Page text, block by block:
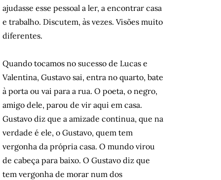
ajudasse esse pessoal a ler, a encontrar casa
e trabalho. Discutem, às vezes. Visões muito
diferentes.
Quando tocamos no sucesso de Lucas e
Valentina, Gustavo sai, entra no quarto, bate
à porta ou vai para a rua. O poeta, o negro,
amigo dele, parou de vir aqui em casa.
Gustavo diz que a amizade continua, que na
verdade é ele, o Gustavo, quem tem
vergonha da própria casa. O mundo virou
de cabeça para baixo. O Gustavo diz que
tem vergonha de morar num dos